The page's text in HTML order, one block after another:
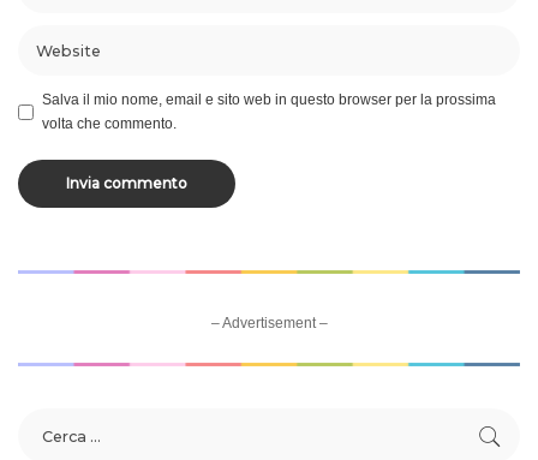
Salva il mio nome, email e sito web in questo browser per la prossima
volta che commento.
– Advertisement –